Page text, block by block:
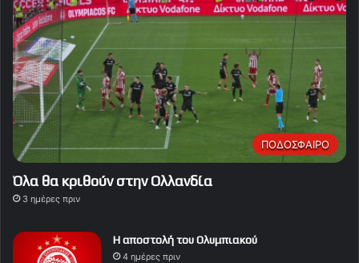
ΠΟΔΟΣΦΑΙΡΟ
Όλα θα κριθούν στην Ολλανδία
3 ημέρες πριν
Η αποστολή του Ολυμπιακού
4 ημέρες πριν